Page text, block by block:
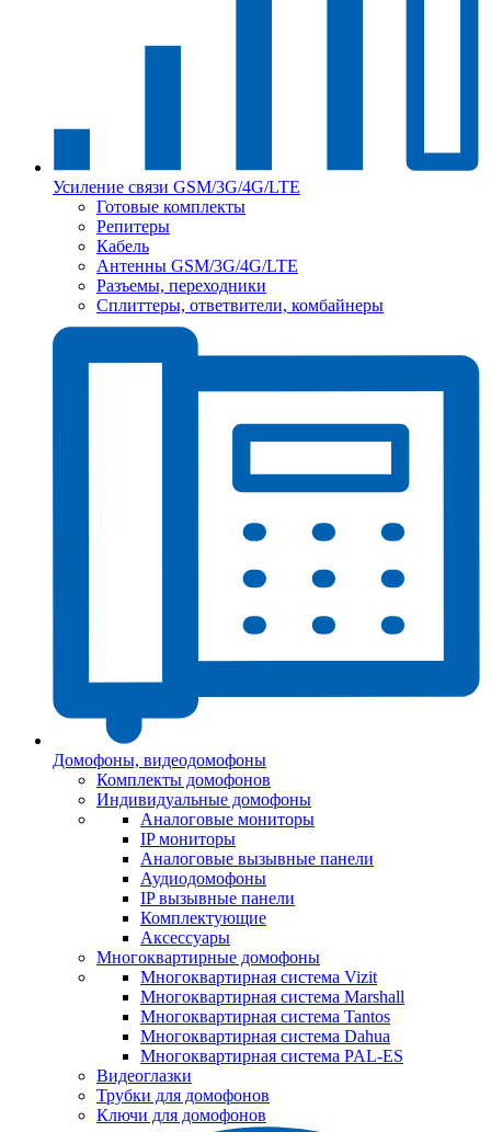
Усиление связи GSM/3G/4G/LTE
Готовые комплекты
Репитеры
Кабель
Антенны GSM/3G/4G/LTE
Разъемы, переходники
Сплиттеры, ответвители, комбайнеры
Домофоны, видеодомофоны
Комплекты домофонов
Индивидуальные домофоны
Аналоговые мониторы
IP мониторы
Аналоговые вызывные панели
Аудиодомофоны
IP вызывные панели
Комплектующие
Аксессуары
Многоквартирные домофоны
Многоквартирная система Vizit
Многоквартирная система Marshall
Многоквартирная система Tantos
Многоквартирная система Dahua
Многоквартирная система PAL-ES
Видеоглазки
Трубки для домофонов
Ключи для домофонов